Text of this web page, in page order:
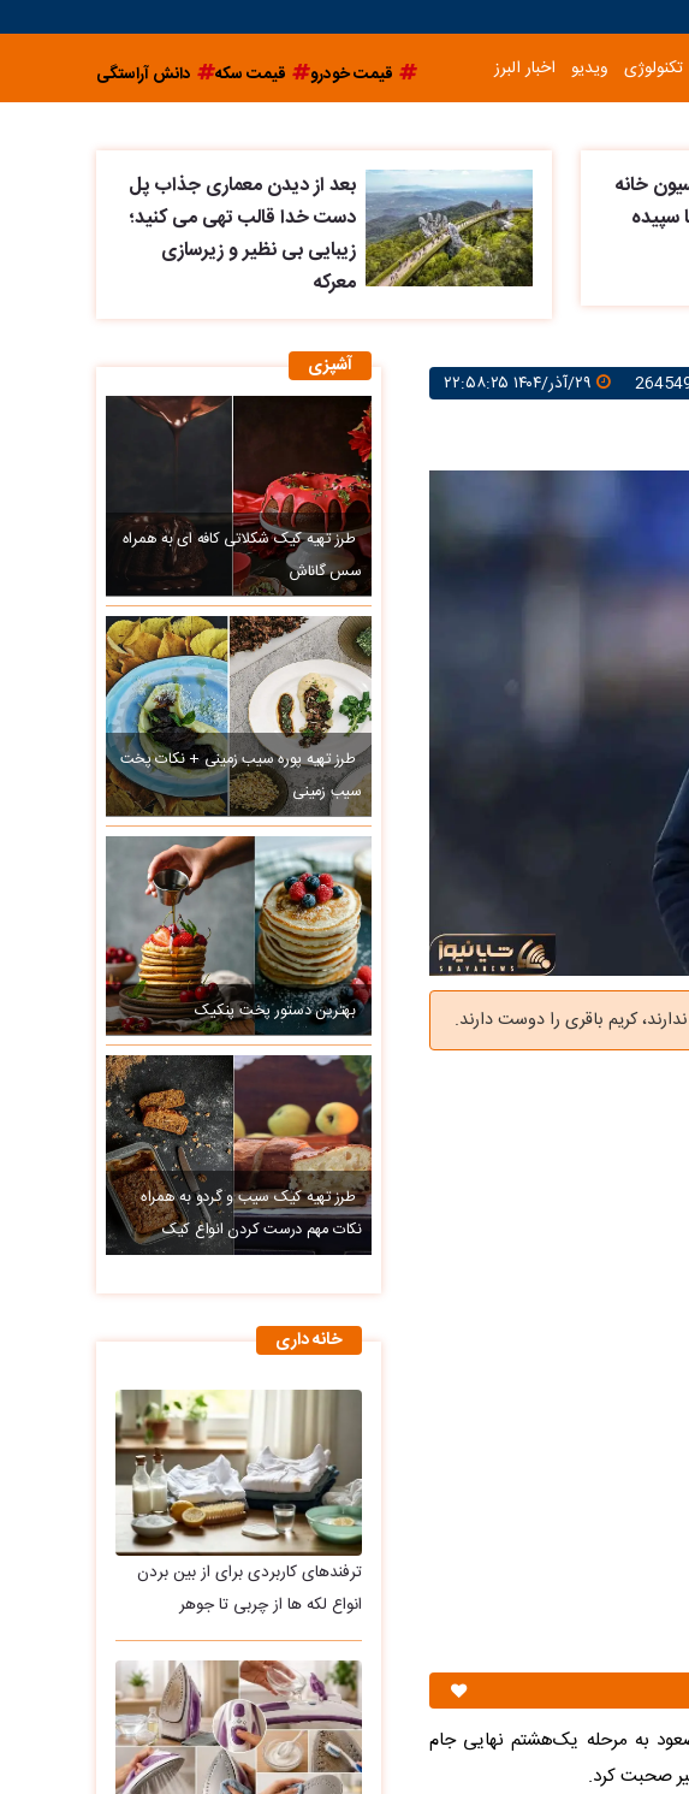
تکنولوژی ویدیو اخبار البرز قیمت خودرو قیمت سکه دانش آراستگی
خانه
سپیده
بعد از دیدن معماری جذاب پل
دست خدا قالب تهی می کنید؛
زیبایی بی نظیر و زیرسازی
معرکه
کریم باقری را دوست دارند.
مس شهربابک و صعود به مرحله یک‌هشتم نهایی جام
صحبت کرد.
آشپزی
طرز تهیه کیک شکلاتی کافه ای به همراه
سس گاناش
طرز تهیه پوره سیب زمینی + نکات پخت
سیب زمینی
بهترین دستور پخت پنکیک
طرز تهیه کیک سیب و گردو به همراه
نکات مهم درست کردن انواع کیک
خانه داری
ترفندهای کاربردی برای از بین بردن
انواع لکه ها از چربی تا جوهر